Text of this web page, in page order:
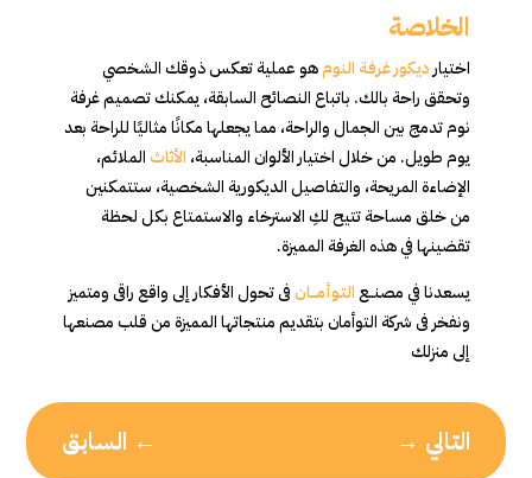
الخلاصة
اختيار ديكور غرفة النومهو عملية تعكس ذوقك الشخصي
وتحقق راحة بالك. باتباع النصائح السابقة، يمكنك تصميم غرفة
نوم تدمج بين الجمال والراحة، مما يجعلها مكانًا مثاليًا للراحة بعد
يوم طويل. من خلال اختيار الألوان المناسبة، الأثاثالملائم،
الإضاءة المريحة، والتفاصيل الديكورية الشخصية، ستتمكنين
من خلق مساحة تتيح لكِ الاسترخاء والاستمتاع بكل لحظة
تقضينها في هذه الغرفة المميزة.
يسعدنا في مصنــع التـوأمـــــانفى تحول الأفكار إلى واقع راقى ومتميز
ونفخر فى شركة التوأمان بتقديم منتجاتها المميزة من قلب مصنعها
إلى منزلك
← السابق التالي →